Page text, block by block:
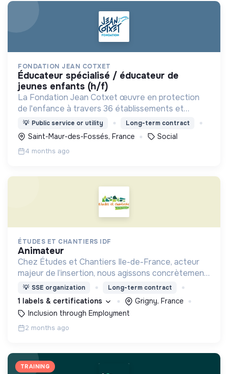
FONDATION JEAN COTXET
éducateur spécialisé / éducateur de
jeunes enfants (h/f)
La Fondation Jean Cotxet œuvre en protection
de l'enfance à travers 36 établissements et
services, et 1 000 collaborateurs accompagnant
chaque année 4 000 jeunes.
💡 Public service or utility Long-term contract
Saint-Maur-des-Fossés, France Social
4 months ago
ÉTUDES ET CHANTIERS IDF
animateur
Chez Études et Chantiers Ile-de-France, acteur
majeur de l’insertion, nous agissons concrètement
pour la transition écologique, notamment dans les
quartiers populaires.
💡 SSE organization Long-term contract
1 labels & certifications
Grigny, France
Inclusion through Employment
2 months ago
TRAINING